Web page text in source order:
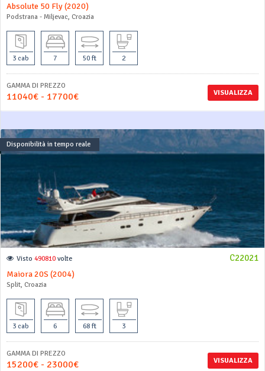
Absolute 50 Fly (2020)
Podstrana - Miljevac, Croazia
3 cab 7 50 ft 2
VISUALIZZA
GAMMA DI PREZZO
11040€ - 17700€
Disponibilità in tempo reale
C22021
Visto 490810 volte
Maiora 20S (2004)
Split, Croazia
3 cab 6 68 ft 3
VISUALIZZA
GAMMA DI PREZZO
15200€ - 23000€